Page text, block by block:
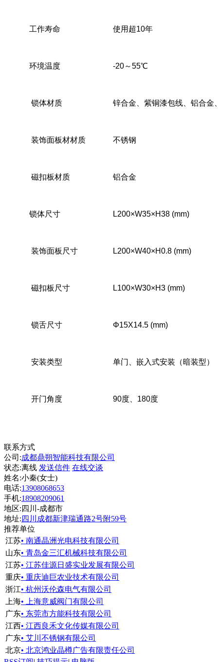
工作寿命 使用超10年
环境温度 -20～55℃
锁体材质 锌合金、紫铜漆包线、铝合金
装饰面板材材质 不锈钢
磁扣板材质 铝合金
锁体尺寸 L200×W35×H38 (mm)
装饰面板尺寸 L200×W40×H0.8 (mm)
磁扣板尺寸 L100×W30×H3 (mm)
锁舌尺寸 Φ15X14.5 (mm)
安装类型 单门、嵌入式安装（暗装型）
开门角度 90度、180度
联系方式
公司:成都鼎朔智能科技有限公司
状态:离线 发送信件 在线交谈
姓名:小秦(女士)
电话:13908068653
手机:18908209061
地区:四川-成都市
地址: 四川成都新津瑞通路2号附59号
推荐单位
江苏• 南通晶洲光电科技有限公司
山东• 青岛金三汇机械科技有限公司
江苏• 江苏佳源日盛实业发展有限公司
重庆• 重庆迪巨农业技术有限公司
浙江• 杭州沃伦森电气有限公司
上海• 上海意威阀门有限公司
广东• 东莞市方能科技有限公司
江西• 江西良禾文化传媒有限公司
广东• 艾川不锈钢有限公司
北京• 北京鸿业晶樽广告有限责任公司